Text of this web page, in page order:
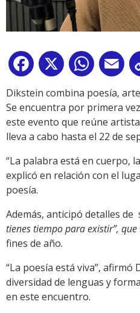
Facebook
X
Dikstein combina poesía,
Se encuentra por primera
este evento que reúne
lleva a cabo hasta el 22 de
“La palabra está en cuerpo,
explicó en relación con el
poesía.
Además, anticipó detalles
tienes tiempo para existir”, que
fines de año.
“La poesía está viva”, afirmó
diversidad de lenguas y
en este encuentro.